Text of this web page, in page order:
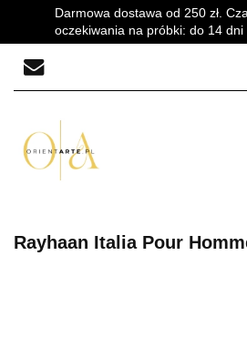
Darmowa dostawa od 250 zł.
oczekiwania na próbki: do 14 dni
Rayhaan Italia Pour